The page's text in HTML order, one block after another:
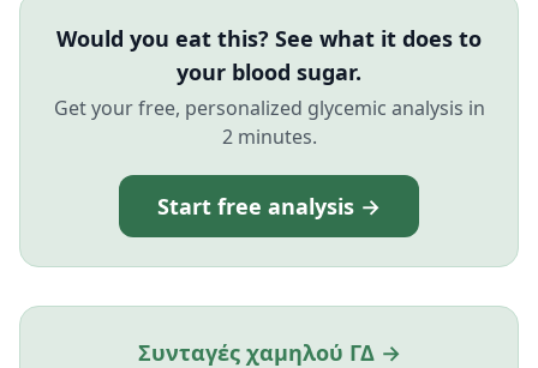
Would you eat this? See what it does to
your blood sugar.
Get your free, personalized glycemic analysis in
2 minutes.
Start free analysis →
Συνταγές χαμηλού ΓΔ →